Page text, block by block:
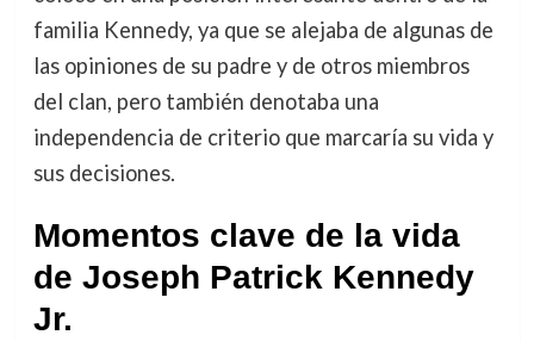
familia Kennedy, ya que se alejaba de algunas de
las opiniones de su padre y de otros miembros
del clan, pero también denotaba una
independencia de criterio que marcaría su vida y
sus decisiones.
Momentos clave de la vida
de Joseph Patrick Kennedy
Jr.